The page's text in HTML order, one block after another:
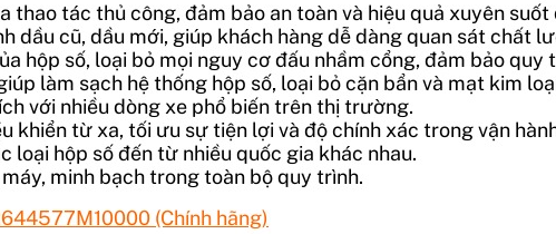
thao tác thủ công, đảm bảo an toàn và hiệu quả xuyên
dầu cũ, dầu mới, giúp khách hàng dễ dàng quan sát chất
hộp số, loại bỏ mọi nguy cơ đấu nhầm cổng, đảm bảo
làm sạch hệ thống hộp số, loại bỏ cặn bẩn và mạt kim
với nhiều dòng xe phổ biến trên thị trường.
khiển từ xa, tối ưu sự tiện lợi và độ chính xác trong vận
hộp số đến từ nhiều quốc gia khác nhau.
minh bạch trong toàn bộ quy trình.
(Chính hãng)